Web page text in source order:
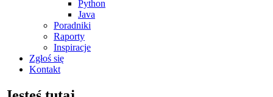
Python
Java
Poradniki
Raporty
Inspiracje
Zgłoś się
Kontakt